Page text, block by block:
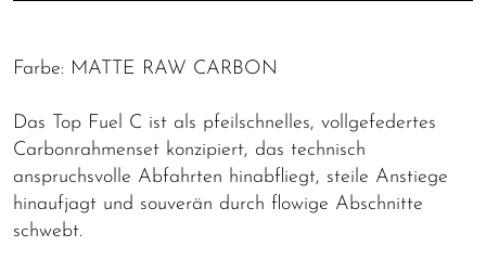
Farbe: MATTE RAW CARBON
Das Top Fuel C ist als pfeilschnelles, vollgefedertes
Carbonrahmenset konzipiert, das technisch
anspruchsvolle Abfahrten hinabfliegt, steile Anstiege
hinaufjagt und souverän durch flowige Abschnitte
schwebt.